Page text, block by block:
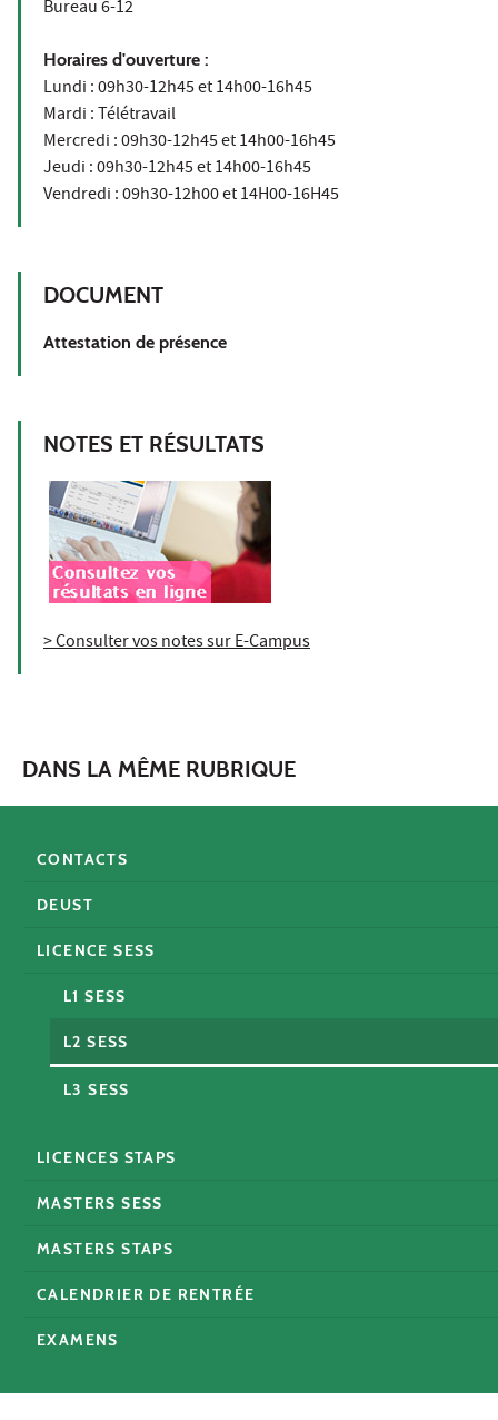
Bureau 6-12
Horaires d'ouverture :
Lundi : 09h30-12h45 et 14h00-16h45
Mardi : Télétravail
Mercredi : 09h30-12h45 et 14h00-16h45
Jeudi : 09h30-12h45 et 14h00-16h45
Vendredi : 09h30-12h00 et 14H00-16H45
DOCUMENT
Attestation de présence
NOTES ET RÉSULTATS
> Consulter vos notes sur E-Campus
DANS LA MÊME RUBRIQUE
CONTACTS
DEUST
LICENCE SESS
L1 SESS
L2 SESS
L3 SESS
LICENCES STAPS
MASTERS SESS
MASTERS STAPS
CALENDRIER DE RENTRÉE
EXAMENS